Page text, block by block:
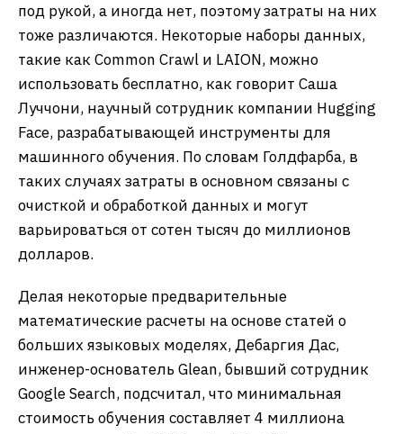
под рукой, а иногда нет, поэтому затраты на них
тоже различаются. Некоторые наборы данных,
такие как Common Crawl и LAION, можно
использовать бесплатно, как говорит Саша
Луччони, научный сотрудник компании Hugging
Face, разрабатывающей инструменты для
машинного обучения. По словам Голдфарба, в
таких случаях затраты в основном связаны с
очисткой и обработкой данных и могут
варьироваться от сотен тысяч до миллионов
долларов.
Делая некоторые предварительные
математические расчеты на основе статей о
больших языковых моделях, Дебаргия Дас,
инженер-основатель Glean, бывший сотрудник
Google Search, подсчитал, что минимальная
стоимость обучения составляет 4 миллиона